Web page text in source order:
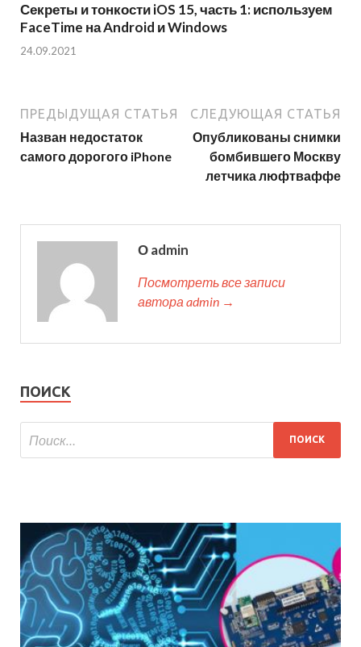
Секреты и тонкости iOS 15, часть 1: используем
FaceTime на Android и Windows
24.09.2021
ПРЕДЫДУЩАЯ СТАТЬЯ
Назван недостаток
самого дорогого iPhone
СЛЕДУЮЩАЯ СТАТЬЯ
Опубликованы снимки
бомбившего Москву
летчика люфтваффе
О admin
Посмотреть все записи
автора admin →
ПОИСК